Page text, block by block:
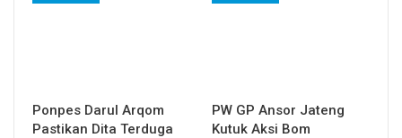
Ponpes Darul Arqom
Pastikan Dita Terduga
PW GP Ansor Jateng
Kutuk Aksi Bom